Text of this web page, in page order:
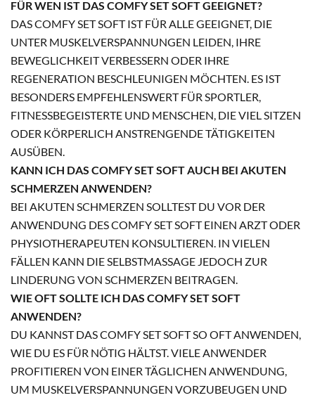
FÜR WEN IST DAS COMFY SET SOFT GEEIGNET?
DAS COMFY SET SOFT IST FÜR ALLE GEEIGNET, DIE
UNTER MUSKELVERSPANNUNGEN LEIDEN, IHRE
BEWEGLICHKEIT VERBESSERN ODER IHRE
REGENERATION BESCHLEUNIGEN MÖCHTEN. ES IST
BESONDERS EMPFEHLENSWERT FÜR SPORTLER,
FITNESSBEGEISTERTE UND MENSCHEN, DIE VIEL SITZEN
ODER KÖRPERLICH ANSTRENGENDE TÄTIGKEITEN
AUSÜBEN.
KANN ICH DAS COMFY SET SOFT AUCH BEI AKUTEN
SCHMERZEN ANWENDEN?
BEI AKUTEN SCHMERZEN SOLLTEST DU VOR DER
ANWENDUNG DES COMFY SET SOFT EINEN ARZT ODER
PHYSIOTHERAPEUTEN KONSULTIEREN. IN VIELEN
FÄLLEN KANN DIE SELBSTMASSAGE JEDOCH ZUR
LINDERUNG VON SCHMERZEN BEITRAGEN.
WIE OFT SOLLTE ICH DAS COMFY SET SOFT
ANWENDEN?
DU KANNST DAS COMFY SET SOFT SO OFT ANWENDEN,
WIE DU ES FÜR NÖTIG HÄLTST. VIELE ANWENDER
PROFITIEREN VON EINER TÄGLICHEN ANWENDUNG,
UM MUSKELVERSPANNUNGEN VORZUBEUGEN UND